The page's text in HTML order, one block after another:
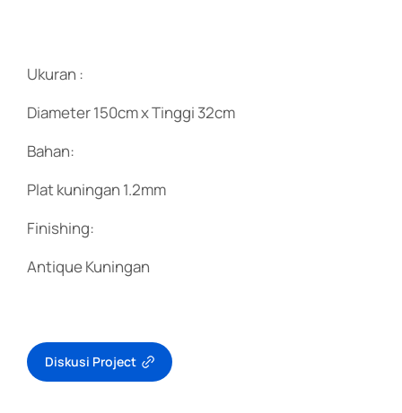
Ukuran :
Diameter 150cm x Tinggi 32cm
Bahan:
Plat kuningan 1.2mm
Finishing:
Antique Kuningan
Diskusi Project